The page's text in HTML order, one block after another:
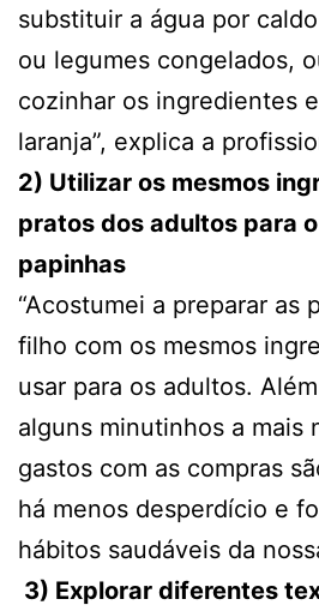
substituir a água por
ou legumes congelados,
cozinhar os ingredientes
laranja”, explica a
2) Utilizar os mesmos
pratos dos adultos para
papinhas
“Acostumei a preparar as
filho com os mesmos
usar para os adultos.
alguns minutinhos a mais
gastos com as compras
há menos desperdício e
hábitos saudáveis da
3) Explorar diferentes